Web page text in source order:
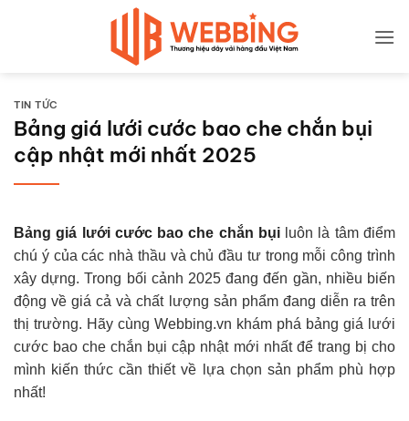
TIN TỨC
Bảng giá lưới cước bao che chắn bụi
cập nhật mới nhất 2025
Bảng giá lưới cước bao che chắn bụiluôn là tâm điểm
chú ý của các nhà thầu và chủ đầu tư trong mỗi công trình
xây dựng. Trong bối cảnh 2025 đang đến gần, nhiều biến
động về giá cả và chất lượng sản phẩm đang diễn ra trên
thị trường. Hãy cùng Webbing.vn khám phá bảng giá lưới
cước bao che chắn bụi cập nhật mới nhất để trang bị cho
mình kiến thức cần thiết về lựa chọn sản phẩm phù hợp
nhất!